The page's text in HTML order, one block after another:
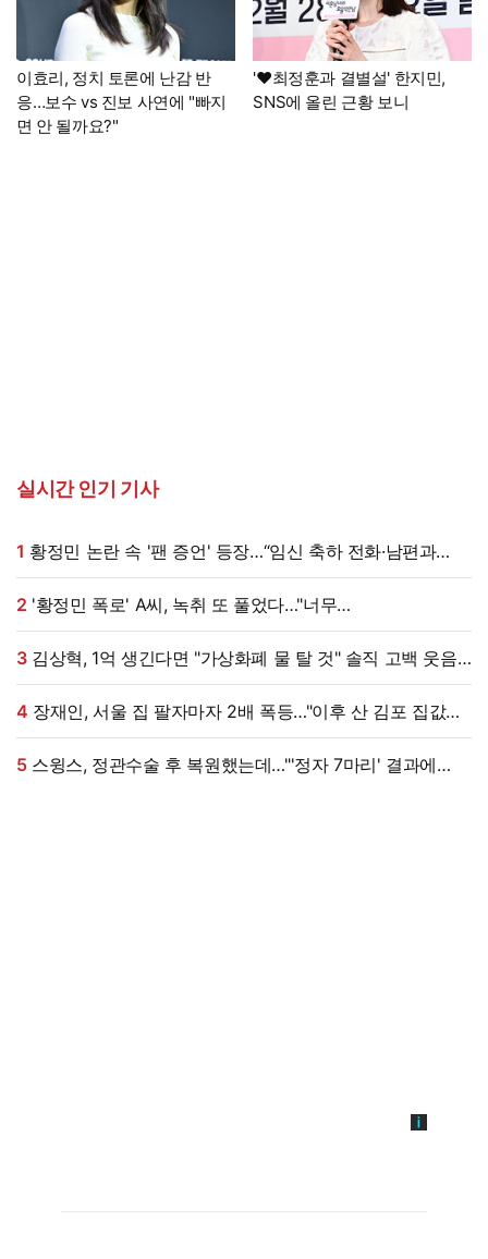
이효리, 정치 토론에 난감 반
응…보수 vs 진보 사연에 "빠지
면 안 될까요?"
'♥최정훈과 결별설' 한지민,
SNS에 올린 근황 보니
실시간 인기 기사
1
식사도”
2
섹시해"·"안아보고 싶다=마음의 소리 인정" 주장 [엑's 이슈]
3김상혁, 1억 생긴다면 "가상화폐 물 탈 것" 솔직 고백 웃음
(신랑수업2)
4
떨어져" (안녕한샘요)
5스윙스, 정관수술 후 복원했는데…"'정자 7마리' 결과에